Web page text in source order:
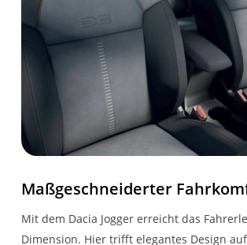
Maßgeschneiderter
Mit dem Dacia Jogger erreicht das
Dimension. Hier trifft elegantes Design